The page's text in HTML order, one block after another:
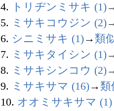
4.
トリヂンミサキ (1)
5. ミサキコウジン (2)
6. シニミサキ (1)→ 類
7. ミサキタイシン (1)
8. ミサキシンコウ (2)
9. ミサキサマ (16)→ 類
10. オオミサキサマ (1)